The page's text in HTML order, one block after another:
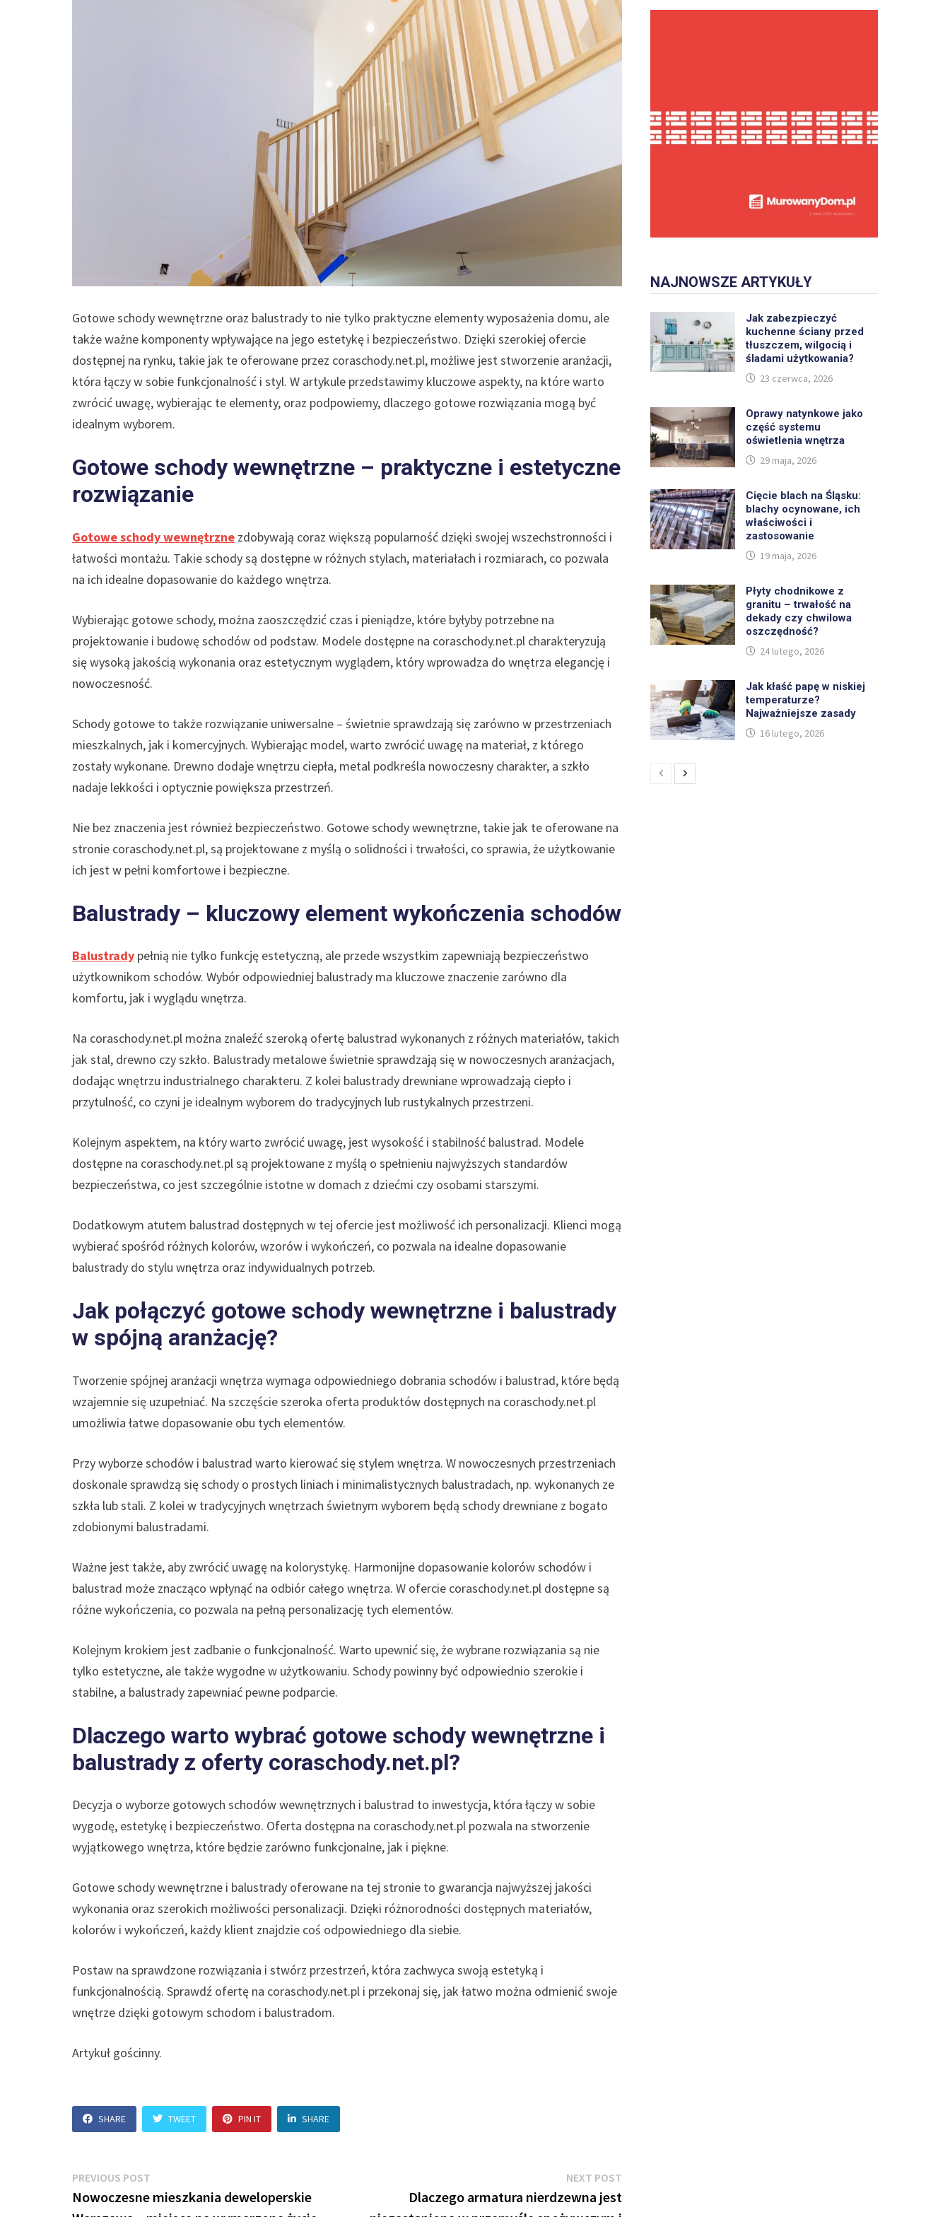
Gotowe schody wewnętrzne oraz balustrady to nie tylko praktyczne elementy wyposażenia domu, ale
także ważne komponenty wpływające na jego estetykę i bezpieczeństwo. Dzięki szerokiej ofercie
dostępnej na rynku, takie jak te oferowane przez coraschody.net.pl, możliwe jest stworzenie aranżacji,
która łączy w sobie funkcjonalność i styl. W artykule przedstawimy kluczowe aspekty, na które warto
zwrócić uwagę, wybierając te elementy, oraz podpowiemy, dlaczego gotowe rozwiązania mogą być
idealnym wyborem.
Gotowe schody wewnętrzne – praktyczne i estetyczne
rozwiązanie
Gotowe schody wewnętrzne zdobywają coraz większą popularność dzięki swojej wszechstronności i
łatwości montażu. Takie schody są dostępne w różnych stylach, materiałach i rozmiarach, co pozwala
na ich idealne dopasowanie do każdego wnętrza.
Wybierając gotowe schody, można zaoszczędzić czas i pieniądze, które byłyby potrzebne na
projektowanie i budowę schodów od podstaw. Modele dostępne na coraschody.net.pl charakteryzują
się wysoką jakością wykonania oraz estetycznym wyglądem, który wprowadza do wnętrza elegancję i
nowoczesność.
Schody gotowe to także rozwiązanie uniwersalne – świetnie sprawdzają się zarówno w przestrzeniach
mieszkalnych, jak i komercyjnych. Wybierając model, warto zwrócić uwagę na materiał, z którego
zostały wykonane. Drewno dodaje wnętrzu ciepła, metal podkreśla nowoczesny charakter, a szkło
nadaje lekkości i optycznie powiększa przestrzeń.
Nie bez znaczenia jest również bezpieczeństwo. Gotowe schody wewnętrzne, takie jak te oferowane na
stronie coraschody.net.pl, są projektowane z myślą o solidności i trwałości, co sprawia, że użytkowanie
ich jest w pełni komfortowe i bezpieczne.
Balustrady – kluczowy element wykończenia schodów
Balustrady pełnią nie tylko funkcję estetyczną, ale przede wszystkim zapewniają bezpieczeństwo
użytkownikom schodów. Wybór odpowiedniej balustrady ma kluczowe znaczenie zarówno dla
komfortu, jak i wyglądu wnętrza.
Na coraschody.net.pl można znaleźć szeroką ofertę balustrad wykonanych z różnych materiałów, takich
jak stal, drewno czy szkło. Balustrady metalowe świetnie sprawdzają się w nowoczesnych aranżacjach,
dodając wnętrzu industrialnego charakteru. Z kolei balustrady drewniane wprowadzają ciepło i
przytulność, co czyni je idealnym wyborem do tradycyjnych lub rustykalnych przestrzeni.
Kolejnym aspektem, na który warto zwrócić uwagę, jest wysokość i stabilność balustrad. Modele
dostępne na coraschody.net.pl są projektowane z myślą o spełnieniu najwyższych standardów
bezpieczeństwa, co jest szczególnie istotne w domach z dziećmi czy osobami starszymi.
Dodatkowym atutem balustrad dostępnych w tej ofercie jest możliwość ich personalizacji. Klienci mogą
wybierać spośród różnych kolorów, wzorów i wykończeń, co pozwala na idealne dopasowanie
balustrady do stylu wnętrza oraz indywidualnych potrzeb.
Jak połączyć gotowe schody wewnętrzne i balustrady
w spójną aranżację?
Tworzenie spójnej aranżacji wnętrza wymaga odpowiedniego dobrania schodów i balustrad, które będą
wzajemnie się uzupełniać. Na szczęście szeroka oferta produktów dostępnych na coraschody.net.pl
umożliwia łatwe dopasowanie obu tych elementów.
Przy wyborze schodów i balustrad warto kierować się stylem wnętrza. W nowoczesnych przestrzeniach
doskonale sprawdzą się schody o prostych liniach i minimalistycznych balustradach, np. wykonanych ze
szkła lub stali. Z kolei w tradycyjnych wnętrzach świetnym wyborem będą schody drewniane z bogato
zdobionymi balustradami.
Ważne jest także, aby zwrócić uwagę na kolorystykę. Harmonijne dopasowanie kolorów schodów i
balustrad może znacząco wpłynąć na odbiór całego wnętrza. W ofercie coraschody.net.pl dostępne są
różne wykończenia, co pozwala na pełną personalizację tych elementów.
Kolejnym krokiem jest zadbanie o funkcjonalność. Warto upewnić się, że wybrane rozwiązania są nie
tylko estetyczne, ale także wygodne w użytkowaniu. Schody powinny być odpowiednio szerokie i
stabilne, a balustrady zapewniać pewne podparcie.
Dlaczego warto wybrać gotowe schody wewnętrzne i
balustrady z oferty coraschody.net.pl?
Decyzja o wyborze gotowych schodów wewnętrznych i balustrad to inwestycja, która łączy w sobie
wygodę, estetykę i bezpieczeństwo. Oferta dostępna na coraschody.net.pl pozwala na stworzenie
wyjątkowego wnętrza, które będzie zarówno funkcjonalne, jak i piękne.
Gotowe schody wewnętrzne i balustrady oferowane na tej stronie to gwarancja najwyższej jakości
wykonania oraz szerokich możliwości personalizacji. Dzięki różnorodności dostępnych materiałów,
kolorów i wykończeń, każdy klient znajdzie coś odpowiedniego dla siebie.
Postaw na sprawdzone rozwiązania i stwórz przestrzeń, która zachwyca swoją estetyką i
funkcjonalnością. Sprawdź ofertę na coraschody.net.pl i przekonaj się, jak łatwo można odmienić swoje
wnętrze dzięki gotowym schodom i balustradom.
Artykuł gościnny.
SHARE TWEET PIN IT SHARE
Nawigacja
wpisu
PREVIOUS POST
post:
Nowoczesne mieszkania deweloperskie
NEXT POST
Dlaczego armatura nierdzewna jest
NAJNOWSZE ARTYKUŁY
Jak zabezpieczyć
kuchenne ściany przed
tłuszczem, wilgocią i
śladami użytkowania?
23 czerwca, 2026
Oprawy natynkowe jako
część systemu
oświetlenia wnętrza
29 maja, 2026
Cięcie blach na Śląsku:
blachy ocynowane, ich
właściwości i
zastosowanie
19 maja, 2026
Płyty chodnikowe z
granitu – trwałość na
dekady czy chwilowa
oszczędność?
24 lutego, 2026
Jak kłaść papę w niskiej
temperaturze?
Najważniejsze zasady
16 lutego, 2026